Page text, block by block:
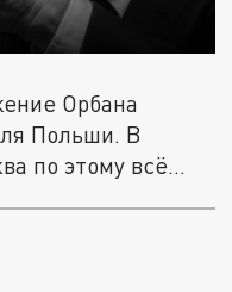
Орбана
Польши. В
по этому всё...